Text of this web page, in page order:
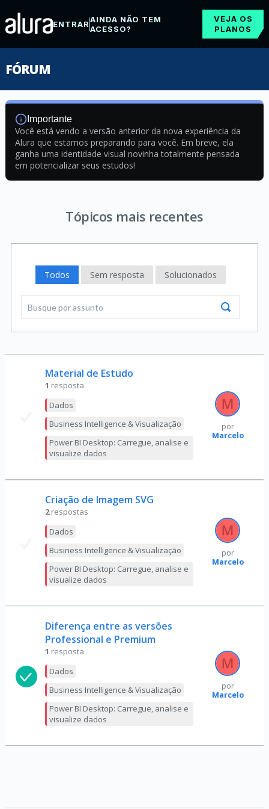
ENTRARAINDA NÃO TEM
ACESSO?
VEJA OS
PLANOS
FÓRUM
Importante
Você está vendo a versão anterior da nova experiência da
Alura que estamos preparando para você. Em breve, ela
ganha uma identidade visual novinha totalmente pensada
em potencializar seus estudos!
Tópicos mais recentes
Todos Sem resposta Solucionados
Material de Estudo
1 resposta
Dados
Business Intelligence & Visualização
Power BI Desktop: Carregue, analise e
visualize dados
por
Marcelo
Criação de Imagem SVG
2 respostas
Dados
Business Intelligence & Visualização
Power BI Desktop: Carregue, analise e
visualize dados
por
Marcelo
Diferença entre as versões
Professional e Premium
1 resposta
Dados
Business Intelligence & Visualização
Power BI Desktop: Carregue, analise e
visualize dados
por
Marcelo